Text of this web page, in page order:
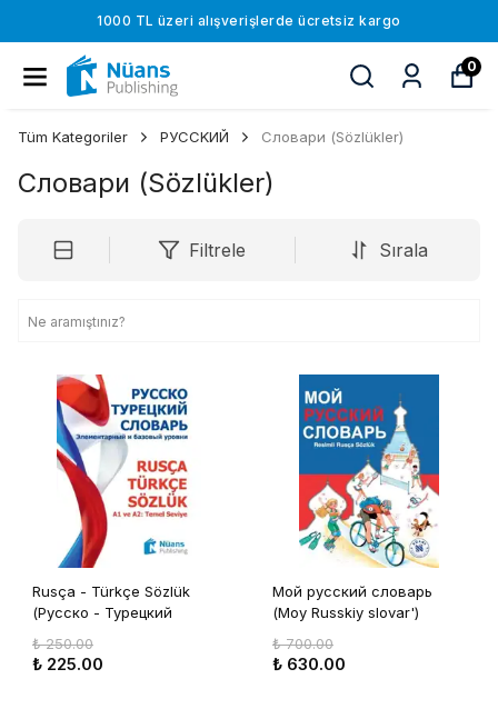
1000 TL üzeri alışverişlerde ücretsiz kargo
0
Tüm Kategoriler РУССKИЙ Словари (Sözlükler)
Словари (Sözlükler)
Filtrele Sırala
Rusça - Türkçe Sözlük
(Русско - Турецкий
₺ 250.00
₺ 225.00
Мой русский словарь
(Moy Russkiy slovar')
₺ 700.00
₺ 630.00